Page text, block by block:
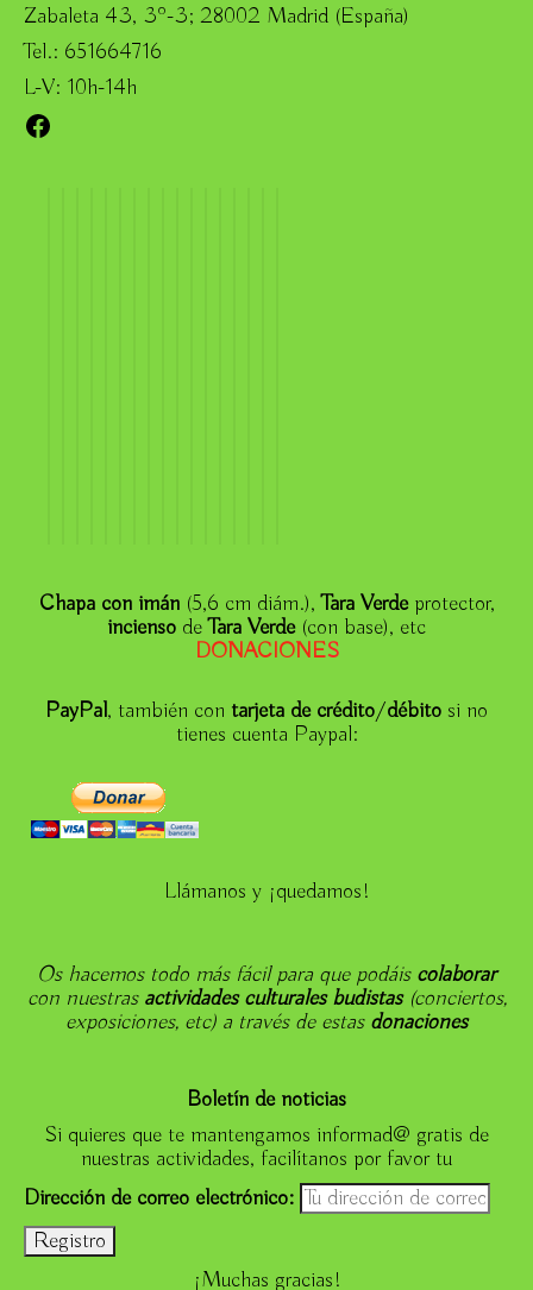
Zabaleta 43, 3º-3; 28002 Madrid (España)
Tel.: 651664716
L-V: 10h-14h
Facebook
Chapa con imán (5,6 cm diám.),Tara Verdeprotector,
incienso deTara Verde (con base), etc
DONACIONES
PayPal, también con tarjeta de crédito/débito si no
tienes cuenta Paypal:
Llámanos y ¡quedamos!
Os hacemos todo más fácil para que podáis colaborar
con nuestras actividades culturales budistas (conciertos,
exposiciones, etc) a través de estas donaciones
Boletín de noticias
Si quieres que te mantengamos informad@ gratis de
nuestras actividades, facilítanos por favor tu
Dirección de correo electrónico:
¡Muchas gracias!